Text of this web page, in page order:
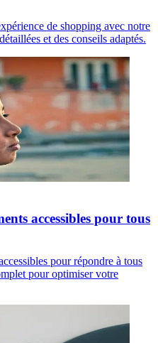
de shopping avec notre
et des conseils adaptés.
accessibles pour tous
pour répondre à tous
pour optimiser votre